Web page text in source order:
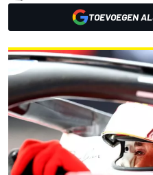
TOEVOEGEN